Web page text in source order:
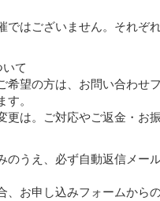
ではございません。それぞ
て
希望の方は、お問い合わせ
。
更は。ご対応やご返金・お
のうえ、必ず自動返信メー
、お申し込みフォームから